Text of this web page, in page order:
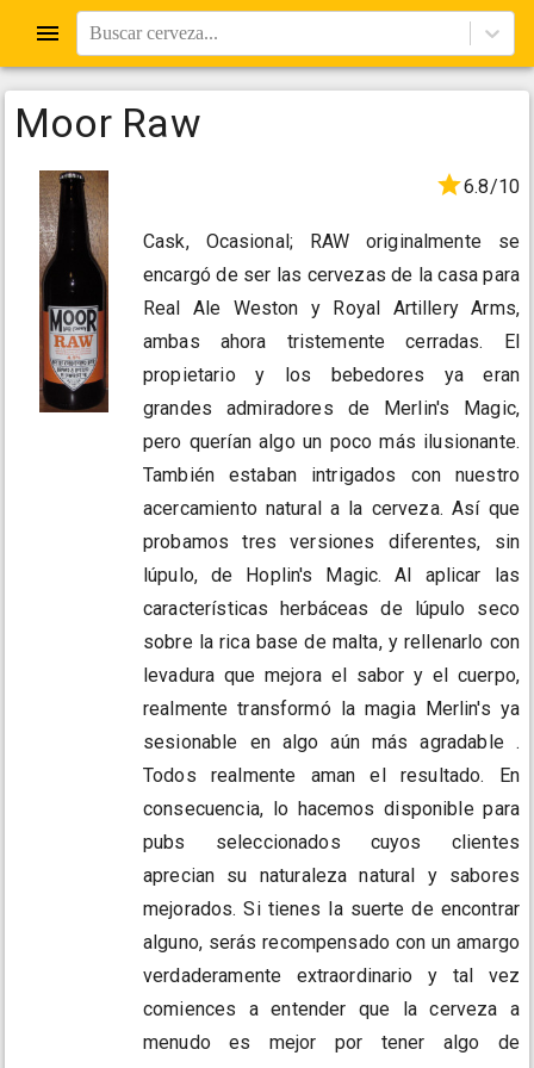
Buscar cerveza...
Moor Raw
6.8/10
Cask, Ocasional; RAW originalmente se
encargó de ser las cervezas de la casa para
Real Ale Weston y Royal Artillery Arms,
ambas ahora tristemente cerradas. El
propietario y los bebedores ya eran
grandes admiradores de Merlin's Magic,
pero querían algo un poco más ilusionante.
También estaban intrigados con nuestro
acercamiento natural a la cerveza. Así que
probamos tres versiones diferentes, sin
lúpulo, de Hoplin's Magic. Al aplicar las
características herbáceas de lúpulo seco
sobre la rica base de malta, y rellenarlo con
levadura que mejora el sabor y el cuerpo,
realmente transformó la magia Merlin's ya
sesionable en algo aún más agradable .
Todos realmente aman el resultado. En
consecuencia, lo hacemos disponible para
pubs seleccionados cuyos clientes
aprecian su naturaleza natural y sabores
mejorados. Si tienes la suerte de encontrar
alguno, serás recompensado con un amargo
verdaderamente extraordinario y tal vez
comiences a entender que la cerveza a
menudo es mejor por tener algo de